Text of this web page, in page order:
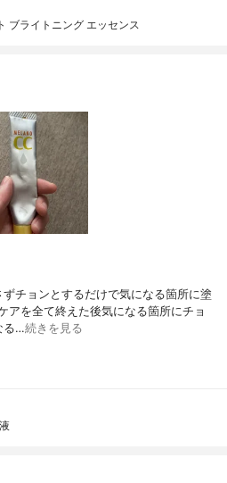
ブライトニング エッセンス
チョンとするだけで気になる箇所に塗
アを全て終えた後気になる箇所にチョ
る…続きを見る